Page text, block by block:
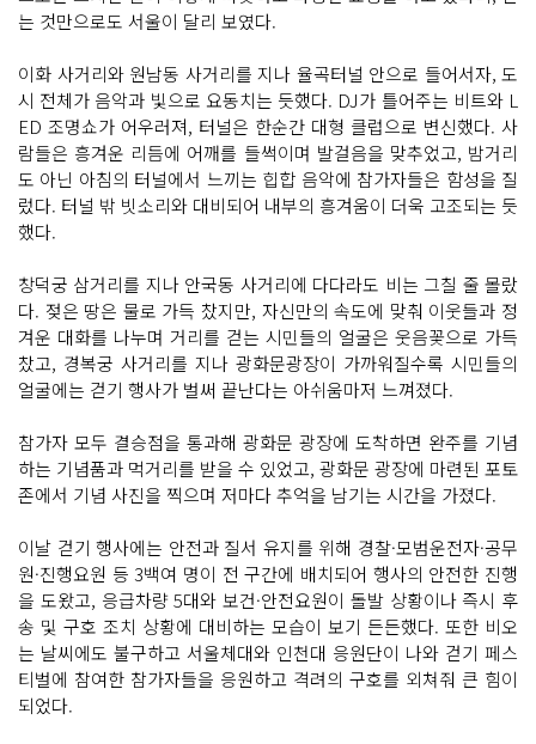
는 것만으로도 서울이 달리 보였다.
이화 사거리와 원남동 사거리를 지나 율곡터널 안으로 들어서자, 도
시 전체가 음악과 빛으로 요동치는 듯했다. DJ가 틀어주는 비트와 L
ED 조명쇼가 어우러져, 터널은 한순간 대형 클럽으로 변신했다. 사
람들은 흥겨운 리듬에 어깨를 들썩이며 발걸음을 맞추었고, 밤거리
도 아닌 아침의 터널에서 느끼는 힙합 음악에 참가자들은 함성을 질
렀다. 터널 밖 빗소리와 대비되어 내부의 흥겨움이 더욱 고조되는 듯
했다.
창덕궁 삼거리를 지나 안국동 사거리에 다다라도 비는 그칠 줄 몰랐
다. 젖은 땅은 물로 가득 찼지만, 자신만의 속도에 맞춰 이웃들과 정
겨운 대화를 나누며 거리를 걷는 시민들의 얼굴은 웃음꽃으로 가득
찼고, 경복궁 사거리를 지나 광화문광장이 가까워질수록 시민들의
얼굴에는 걷기 행사가 벌써 끝난다는 아쉬움마저 느껴졌다.
참가자 모두 결승점을 통과해 광화문 광장에 도착하면 완주를 기념
하는 기념품과 먹거리를 받을 수 있었고, 광화문 광장에 마련된 포토
존에서 기념 사진을 찍으며 저마다 추억을 남기는 시간을 가졌다.
이날 걷기 행사에는 안전과 질서 유지를 위해 경찰·모범운전자·공무
원·진행요원 등 3백여 명이 전 구간에 배치되어 행사의 안전한 진행
을 도왔고, 응급차량 5대와 보건·안전요원이 돌발 상황이나 즉시 후
송 및 구호 조치 상황에 대비하는 모습이 보기 든든했다. 또한 비오
는 날씨에도 불구하고 서울체대와 인천대 응원단이 나와 걷기 페스
티벌에 참여한 참가자들을 응원하고 격려의 구호를 외쳐줘 큰 힘이
되었다.